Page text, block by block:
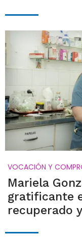
VOCACIÓN Y
Mariela
gratificante
recuperado